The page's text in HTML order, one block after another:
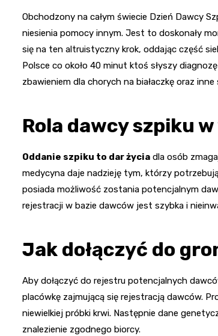
Obchodzony na całym świecie Dzień Dawcy
niesienia pomocy innym. Jest to doskonały
się na ten altruistyczny krok, oddając część
Polsce co około 40 minut ktoś słyszy
zbawieniem dla chorych na białaczkę oraz
Rola dawcy szpiku
Oddanie szpiku to dar życia dla osób
medycyna daje nadzieję tym, którzy
posiada możliwość zostania potencjalnym
rejestracji w bazie dawców jest szybka i
Jak dołączyć do
Aby dołączyć do rejestru potencjalnych
placówkę zajmującą się rejestracją dawców.
niewielkiej próbki krwi. Następnie dane
znalezienie zgodnego biorcy.